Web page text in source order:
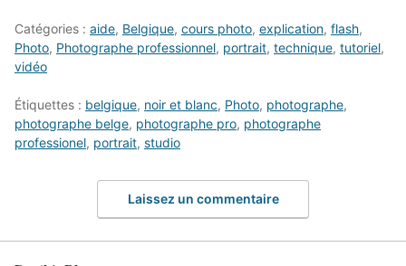
Catégories : aide, Belgique, cours photo, explication, flash,
Photo, Photographe professionnel, portrait, technique, tutoriel,
vidéo
Étiquettes : belgique, noir et blanc, Photo, photographe,
photographe belge, photographe pro, photographe
professionel, portrait, studio
Laissez un commentaire